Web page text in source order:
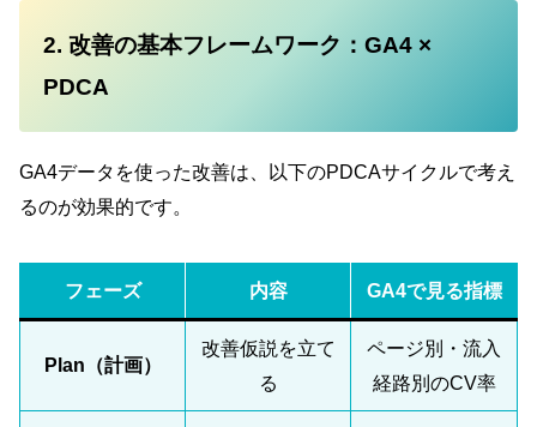
2. 改善の基本フレームワーク：GA4 ×
PDCA
GA4データを使った改善は、以下のPDCAサイクルで考え
るのが効果的です。
フェーズ 内容 GA4で見る指標
Plan（計画）
改善仮説を立て
る
ページ別・流入
経路別のCV率